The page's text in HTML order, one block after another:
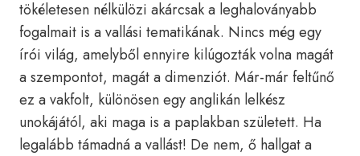
tökéletesen nélkülözi akárcsak a leghaloványabb
fogalmait is a vallási tematikának. Nincs még egy
írói világ, amelyből ennyire kilúgozták volna magát
a szempontot, magát a dimenziót. Már-már feltűnő
ez a vakfolt, különösen egy anglikán lelkész
unokájától, aki maga is a paplakban született. Ha
legalább támadná a vallást! De nem, ő hallgat a